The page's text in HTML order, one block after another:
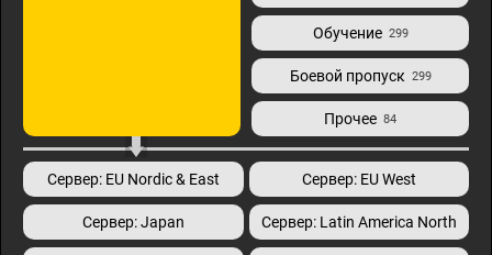
Обучение 299
Боевой пропуск 299
Прочее 84
Сервер: EU Nordic & East Сервер: EU West
Сервер: Japan Сервер: Latin America North